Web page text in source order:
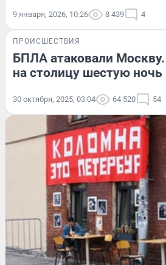
9 января, 2026, 10:26 8 439 4
ПРОИСШЕСТВИЯ
БПЛА атаковали
на столицу шестую ночь
30 октября, 2025, 03:04 64 520 54